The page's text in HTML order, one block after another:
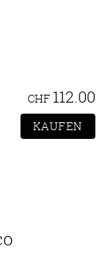
CHF 112.00